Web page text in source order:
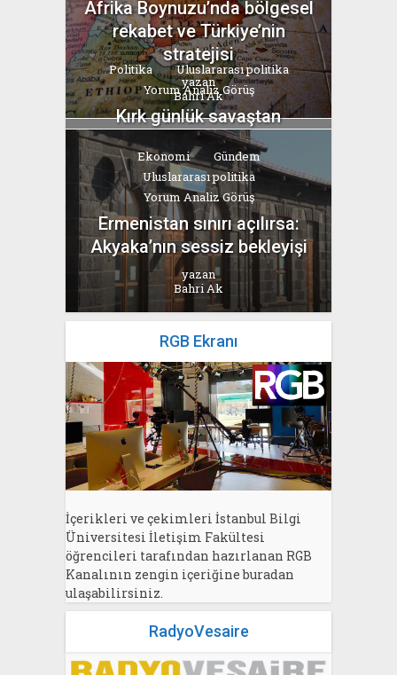
Afrika Boynuzu’nda bölgesel
rekabet ve Türkiye’nin
stratejisi
yazan
Bahri Ak
Politika
Uluslararası politika
Yorum Analiz Görüş
Kırk günlük savaştan
“Hürmüz” pazarlığına
yazan
Bahri Ak
Ekonomi
Gündem
Uluslararası politika
Yorum Analiz Görüş
Ermenistan sınırı açılırsa:
Akyaka’nın sessiz bekleyişi
yazan
Bahri Ak
RGB Ekranı
İçerikleri ve çekimleri İstanbul Bilgi
Üniversitesi İletişim Fakültesi
öğrencileri tarafından hazırlanan RGB
Kanalının zengin içeriğine buradan
ulaşabilirsiniz.
RadyoVesaire